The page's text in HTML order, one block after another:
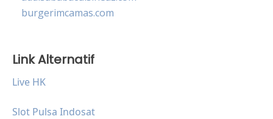
burgerimcamas.com
Link Alternatif
Live HK
Slot Pulsa Indosat